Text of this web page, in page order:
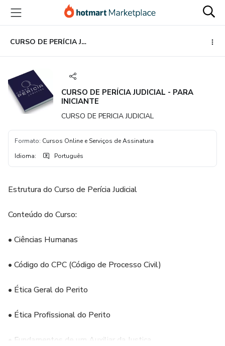
para
conteúdo
principal
para
pagamento
para
rodapé
CURSO DE PERÍCIA JUDICIAL - PARA INICIANTE
CURSO DE PERÍCIA JUDICIAL - PARA
INICIANTE
CURSO DE PERICIA JUDICIAL
Formato: Cursos Online e Serviços de Assinatura
Idioma: Português
Estrutura do Curso de Perícia Judicial
Conteúdo do Curso:
• Ciências Humanas
• Código do CPC (Código de Processo Civil)
• Ética Geral do Perito
• Ética Profissional do Perito
• Fundamentos de um Auxiliar da Justiça